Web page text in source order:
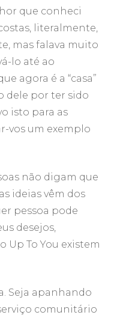
que conheci
literalmente,
mas falava muito
lo até ao
agora é a “casa”
dele por ter sido
isto para as
vos um exemplo
não digam que
ideias vêm dos
pessoa pode
desejos,
To You existem
Seja apanhando
comunitário